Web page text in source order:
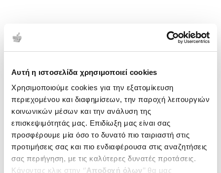
Αυτή η ιστοσελίδα χρησιμοποιεί cookies
Χρησιμοποιούμε cookies για την εξατομίκευση
περιεχομένου και διαφημίσεων, την παροχή λειτουργιών
κοινωνικών μέσων και την ανάλυση της
επισκεψιμότητάς μας. Επιδίωξη μας είναι σας
προσφέρουμε μία όσο το δυνατό πιο ταιριαστή στις
προτιμήσεις σας και πιο ενδιαφέρουσα στις αναζητήσεις
σας περιήγηση, με τις καλύτερες δυνατές προτάσεις.
Κάνοντας κλικ στην ‘’Αποδοχή όλων’’ θα μας